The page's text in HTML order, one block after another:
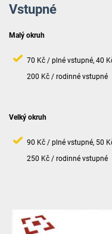
Vstupné
Malý okruh
70 Kč / plné vstupné, 40
200 Kč / rodinné vstupné
Velký okruh
90 Kč / plné vstupné, 50
250 Kč / rodinné vstupné